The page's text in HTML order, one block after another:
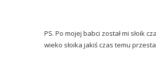
PS. Po mojej babci został mi słoik
wieko słoika jakiś czas temu